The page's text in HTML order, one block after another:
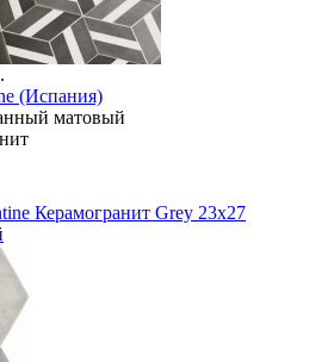
(Испания)
матовый
Керамогранит Grey 23x27